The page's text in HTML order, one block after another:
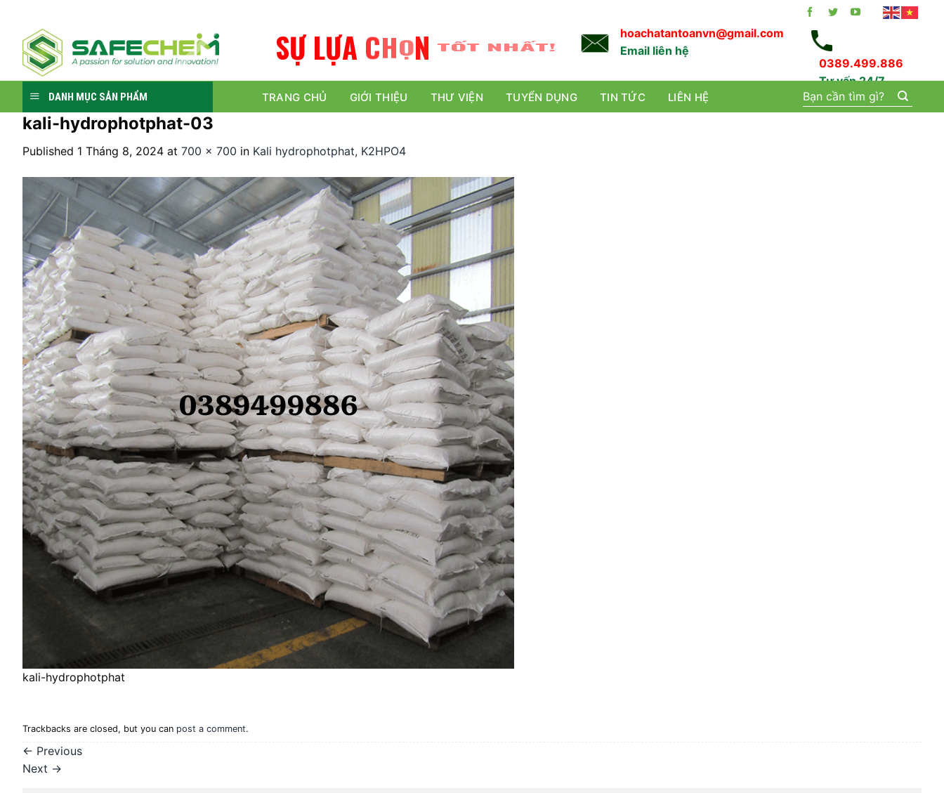
content
SỰ LỰA CHỌN TỐT NHẤT!
hoachatantoanvn@gmail.com
Email liên hệ
0389.499.886
Tư vấn 24/7
DANH MỤC SẢN PHẨM TRANG CHỦ GIỚI THIỆU THƯ VIỆN TUYỂN DỤNG TIN TỨC LIÊN HỆ
Tìm
kiếm:
kali-hydrophotphat-03
Published 1 Tháng 8, 2024 at 700 × 700 in Kali hydrophotphat, K2HPO4
kali-hydrophotphat
Trackbacks are closed, but you can post a comment.
← Previous
Next →